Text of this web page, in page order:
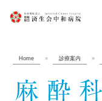
Home » 診療案内 »